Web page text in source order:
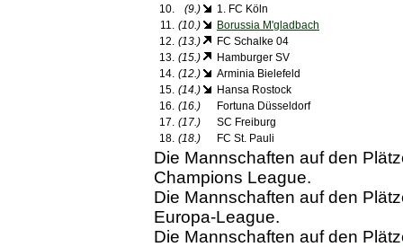
10.
(9.)
1. FC Köln
11. (10.)
Borussia M'gladbach
12. (13.)
FC Schalke 04
13. (15.)
Hamburger SV
14. (12.)
Arminia Bielefeld
15. (14.)
Hansa Rostock
16. (16.)
Fortuna Düsseldorf
17. (17.)
SC Freiburg
18. (18.) FC St. Pauli
Die Mannschaften auf den
Champions League.
Die Mannschaften auf den
Europa-League.
Die Mannschaften auf den